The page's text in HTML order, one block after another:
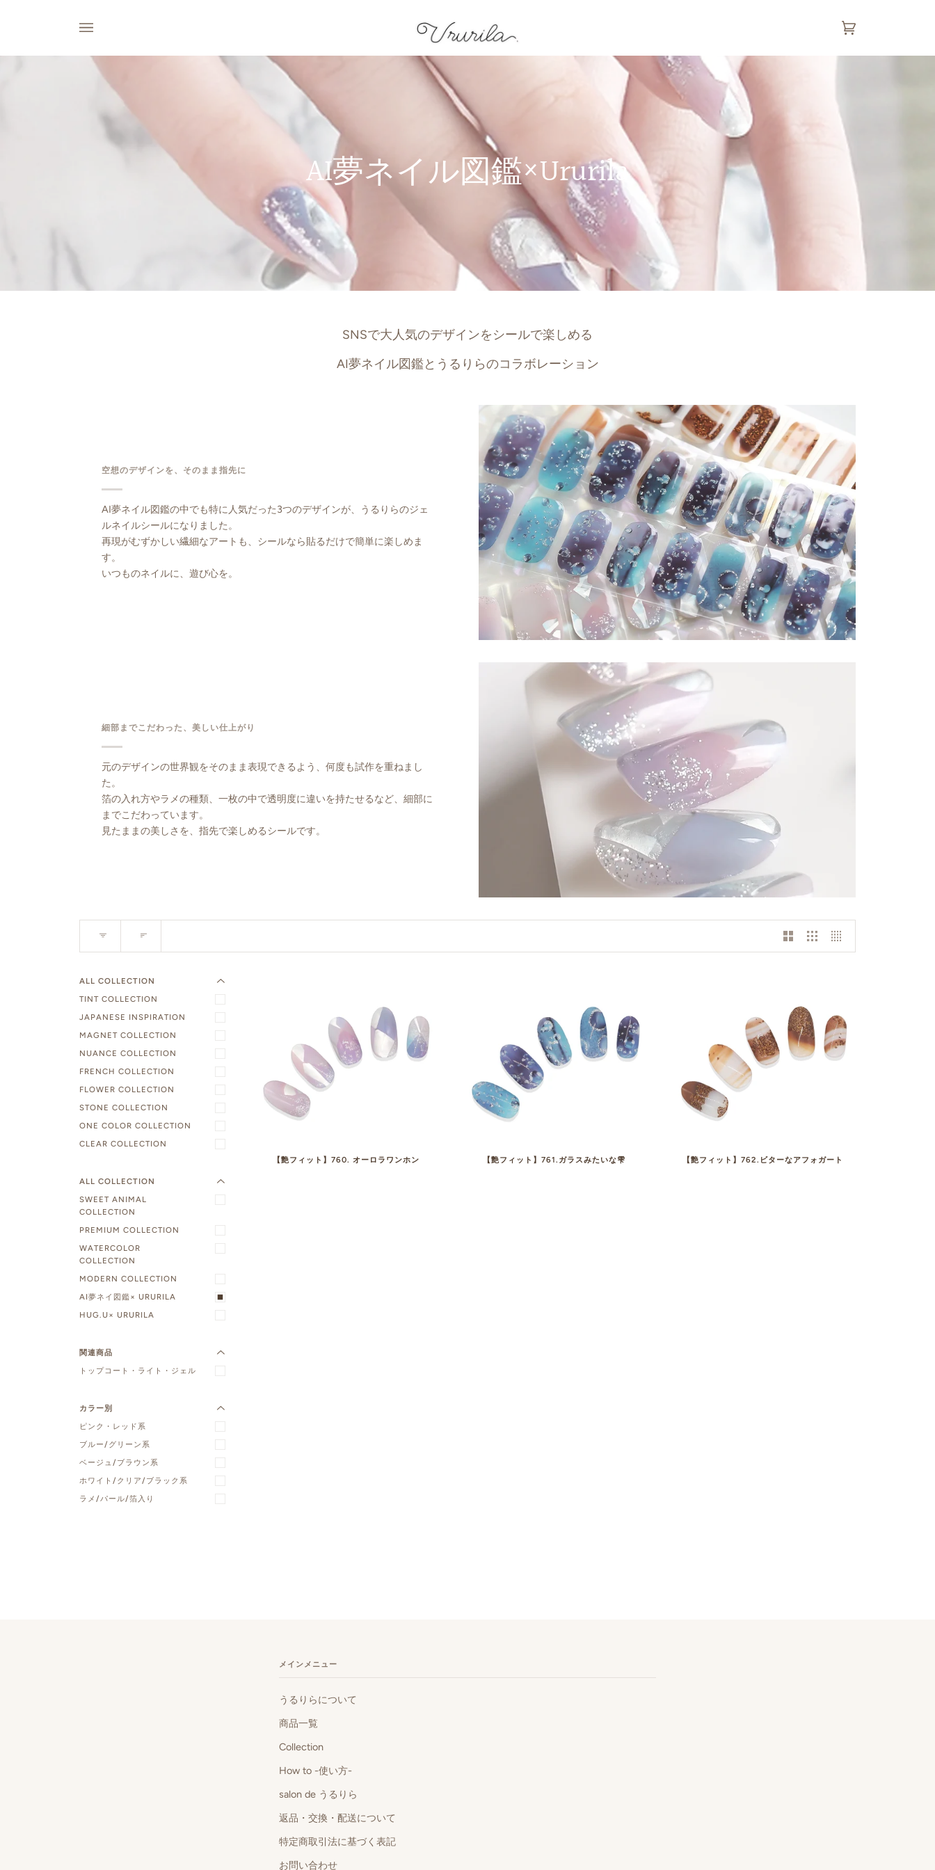
AI夢ネイル図鑑×Ururila
SNSで大人気のデザインをシールで楽しめる
AI夢ネイル図鑑とうるりらのコラボレーション
空想のデザインを、そのまま指先に
AI夢ネイル図鑑の中でも特に人気だった3つのデザインが、うるりらのジェ
ルネイルシールになりました。
再現がむずかしい繊細なアートも、シールなら貼るだけで簡単に楽しめま
す。
いつものネイルに、遊び心を。
細部までこだわった、美しい仕上がり
元のデザインの世界観をそのまま表現できるよう、何度も試作を重ねまし
た。
箔の入れ方やラメの種類、一枚の中で透明度に違いを持たせるなど、細部に
までこだわっています。
見たままの美しさを、指先で楽しめるシールです。
ALL COLLECTION
TINT COLLECTION
JAPANESE INSPIRATION
MAGNET COLLECTION
NUANCE COLLECTION
FRENCH COLLECTION
FLOWER COLLECTION
STONE COLLECTION
ONE COLOR COLLECTION
CLEAR COLLECTION
ALL COLLECTION
SWEET ANIMAL
COLLECTION
PREMIUM COLLECTION
WATERCOLOR
COLLECTION
MODERN COLLECTION
AI夢ネイ図鑑× URURILA
HUG.U× URURILA
関連商品
トップコート・ライト・ジェル
カラー別
ピンク・レッド系
ブルー/グリーン系
ベージュ/ブラウン系
ホワイト/クリア/ブラック系
ラメ/パール/箔入り
【艶フィット】760. オーロラワンホン 【艶フィット】761.ガラスみたいな雫 【艶フィット】762.ビターなアフォガート
メインメニュー
うるりらについて
商品一覧
Collection
How to -使い方-
salon de うるりら
返品・交換・配送について
特定商取引法に基づく表記
お問い合わせ